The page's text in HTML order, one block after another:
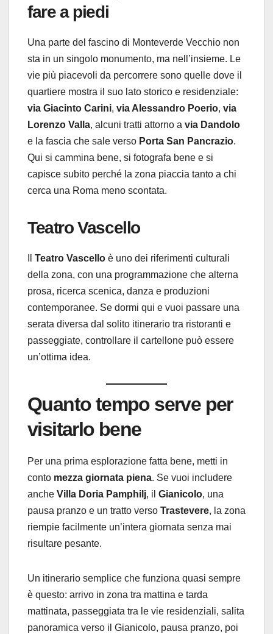
fare a piedi
Una parte del fascino di Monteverde Vecchio non
sta in un singolo monumento, ma nell’insieme. Le
vie più piacevoli da percorrere sono quelle dove il
quartiere mostra il suo lato storico e residenziale:
via Giacinto Carini, via Alessandro Poerio, via
Lorenzo Valla, alcuni tratti attorno a via Dandolo
e la fascia che sale verso Porta San Pancrazio.
Qui si cammina bene, si fotografa bene e si
capisce subito perché la zona piaccia tanto a chi
cerca una Roma meno scontata.
Teatro Vascello
Teatro Vascello è uno dei riferimenti culturali
della zona, con una programmazione che alterna
prosa, ricerca scenica, danza e produzioni
contemporanee. Se dormi qui e vuoi passare una
serata diversa dal solito itinerario tra ristoranti e
passeggiate, controllare il cartellone può essere
un’ottima idea.
Quanto tempo serve per
visitarlo bene
Per una prima esplorazione fatta bene, metti in
conto mezza giornata piena. Se vuoi includere
anche Villa Doria Pamphilj, il Gianicolo, una
pausa pranzo e un tratto verso Trastevere, la zona
riempie facilmente un’intera giornata senza mai
risultare pesante.
Un itinerario semplice che funziona quasi sempre
è questo: arrivo in zona tra mattina e tarda
mattinata, passeggiata tra le vie residenziali, salita
panoramica verso il Gianicolo, pausa pranzo, poi